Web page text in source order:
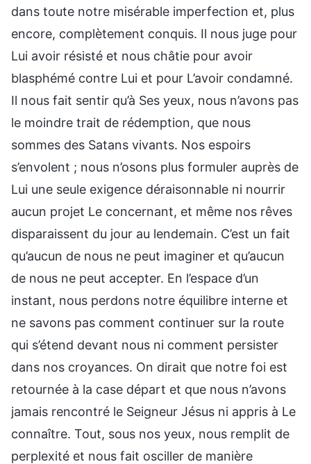
dans toute notre misérable imperfection et, plus
encore, complètement conquis. Il nous juge pour
Lui avoir résisté et nous châtie pour avoir
blasphémé contre Lui et pour L’avoir condamné.
Il nous fait sentir qu’à Ses yeux, nous n’avons pas
le moindre trait de rédemption, que nous
sommes des Satans vivants. Nos espoirs
s’envolent ; nous n’osons plus formuler auprès de
Lui une seule exigence déraisonnable ni nourrir
aucun projet Le concernant, et même nos rêves
disparaissent du jour au lendemain. C’est un fait
qu’aucun de nous ne peut imaginer et qu’aucun
de nous ne peut accepter. En l’espace d’un
instant, nous perdons notre équilibre interne et
ne savons pas comment continuer sur la route
qui s’étend devant nous ni comment persister
dans nos croyances. On dirait que notre foi est
retournée à la case départ et que nous n’avons
jamais rencontré le Seigneur Jésus ni appris à Le
connaître. Tout, sous nos yeux, nous remplit de
perplexité et nous fait osciller de manière